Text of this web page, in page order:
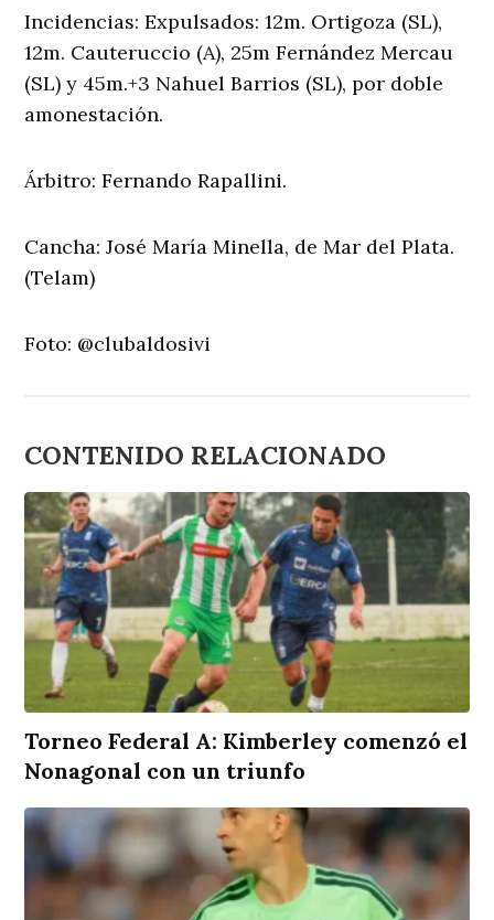
Incidencias: Expulsados: 12m. Ortigoza (SL),
12m. Cauteruccio (A), 25m Fernández Mercau
(SL) y 45m.+3 Nahuel Barrios (SL), por doble
amonestación.
Árbitro: Fernando Rapallini.
Cancha: José María Minella, de Mar del Plata.
(Telam)
Foto: @clubaldosivi
CONTENIDO RELACIONADO
Torneo Federal A: Kimberley comenzó el
Nonagonal con un triunfo